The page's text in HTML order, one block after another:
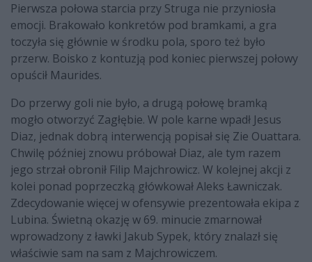
Pierwsza połowa starcia przy Struga nie przyniosła
emocji. Brakowało konkretów pod bramkami, a gra
toczyła się głównie w środku pola, sporo też było
przerw. Boisko z kontuzją pod koniec pierwszej połowy
opuścił Maurides.
Do przerwy goli nie było, a drugą połowę bramką
mogło otworzyć Zagłębie. W pole karne wpadł Jesus
Diaz, jednak dobrą interwencją popisał się Zie Ouattara.
Chwilę później znowu próbował Diaz, ale tym razem
jego strzał obronił Filip Majchrowicz. W kolejnej akcji z
kolei ponad poprzeczką główkował Aleks Ławniczak.
Zdecydowanie więcej w ofensywie prezentowała ekipa z
Lubina. Świetną okazję w 69. minucie zmarnował
wprowadzony z ławki Jakub Sypek, który znalazł się
właściwie sam na sam z Majchrowiczem.